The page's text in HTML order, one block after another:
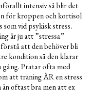
intensiv så blir det
för kroppen och kortisol
som vid psykisk stress.
är ju att ”stressa”
att den behöver bli
kondition så den klarar
gång. Pratar ofta med
att träning ÄR en stress
oftast bra men att ex